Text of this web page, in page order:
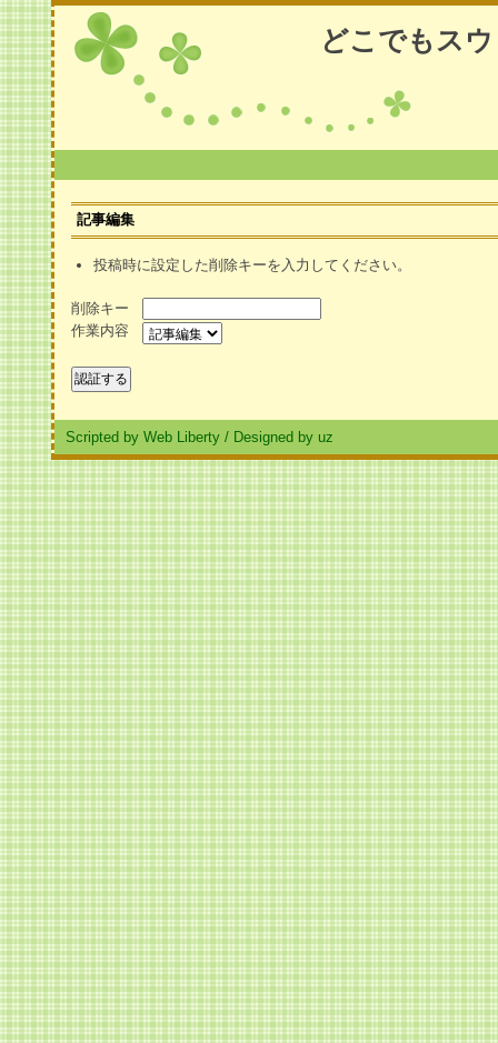
どこでもス
記事編集
投稿時に設定した削除キーを入力してください。
削除キー
作業内容
Scripted by Web Liberty / Designed by uz